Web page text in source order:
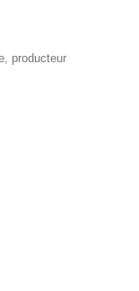
producteur